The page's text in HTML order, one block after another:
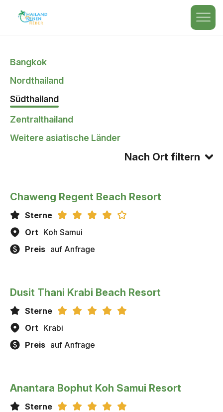
Bangkok
Nordthailand
Südthailand
Zentralthailand
Weitere asiatische Länder
Nach Ort filtern
Chaweng Regent Beach Resort
Sterne
Ort Koh Samui
Preis auf Anfrage
Dusit Thani Krabi Beach Resort
Sterne
Ort Krabi
Preis auf Anfrage
Anantara Bophut Koh Samui Resort
Sterne